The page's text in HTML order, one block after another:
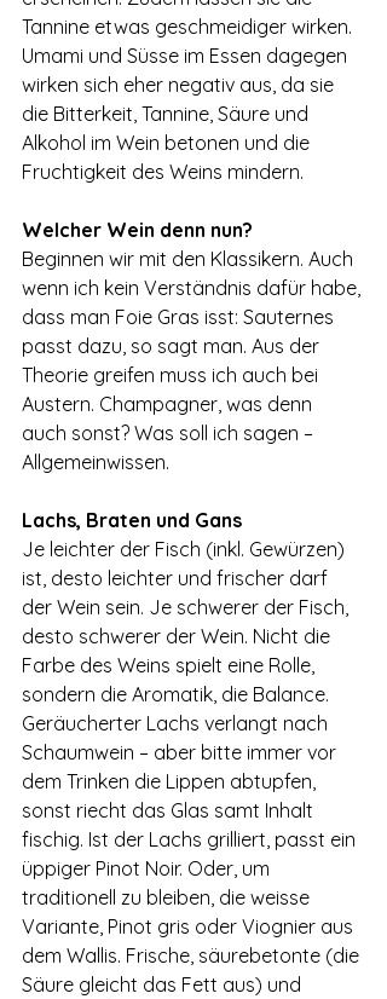
Tannine etwas geschmeidiger wirken.
Umami und Süsse im Essen dagegen
wirken sich eher negativ aus, da sie
die Bitterkeit, Tannine, Säure und
Alkohol im Wein betonen und die
Fruchtigkeit des Weins mindern.
Welcher Wein denn nun?
Beginnen wir mit den Klassikern. Auch
wenn ich kein Verständnis dafür habe,
dass man Foie Gras isst: Sauternes
passt dazu, so sagt man. Aus der
Theorie greifen muss ich auch bei
Austern. Champagner, was denn
auch sonst? Was soll ich sagen –
Allgemeinwissen.
Lachs, Braten und Gans
Je leichter der Fisch (inkl. Gewürzen)
ist, desto leichter und frischer darf
der Wein sein. Je schwerer der Fisch,
desto schwerer der Wein. Nicht die
Farbe des Weins spielt eine Rolle,
sondern die Aromatik, die Balance.
Geräucherter Lachs verlangt nach
Schaumwein – aber bitte immer vor
dem Trinken die Lippen abtupfen,
sonst riecht das Glas samt Inhalt
fischig. Ist der Lachs grilliert, passt ein
üppiger Pinot Noir. Oder, um
traditionell zu bleiben, die weisse
Variante, Pinot gris oder Viognier aus
dem Wallis. Frische, säurebetonte (die
Säure gleicht das Fett aus) und